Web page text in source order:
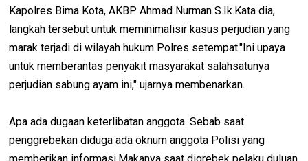
Kapolres Bima Kota, AKBP Ahmad Nurman S.Ik.Kata dia,
langkah tersebut untuk meminimalisir kasus perjudian yang
marak terjadi di wilayah hukum Polres setempat."Ini upaya
untuk memberantas penyakit masyarakat salahsatunya
perjudian sabung ayam ini," ujarnya membenarkan.
Apa ada dugaan keterlibatan anggota. Sebab saat
penggrebekan diduga ada oknum anggota Polisi yang